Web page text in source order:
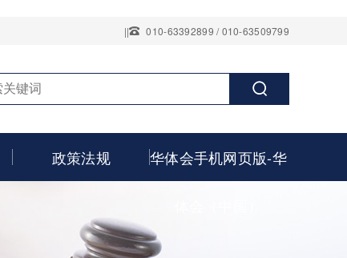
|| 010-63392899 / 010-63509799
政策法规 华体会手机网页版-华